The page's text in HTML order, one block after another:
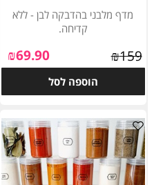
מדף מלבני בהדבקה לבן - ללא
קדיחה.
₪159
₪69.90
הוספה לסל